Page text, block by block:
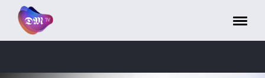
Painel de Gerenciamento de Cookies